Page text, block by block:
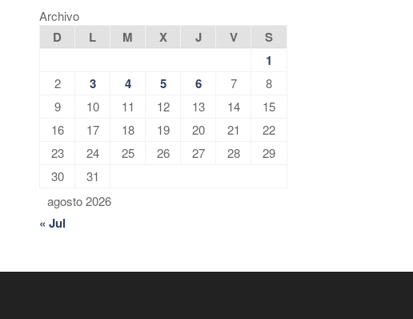
Archivo
agosto 2026
D L M X J V
S
1
2 3 4 5 6 7
8
9
10 11 12 13 14
15
16
17 18 19 20 21
22
23
24 25 26 27 28
29
30
31
« Jul